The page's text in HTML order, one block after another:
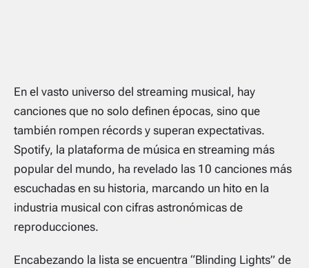
En el vasto universo del streaming musical, hay
canciones que no solo definen épocas, sino que
también rompen récords y superan expectativas.
Spotify, la plataforma de música en streaming más
popular del mundo, ha revelado las 10 canciones más
escuchadas en su historia, marcando un hito en la
industria musical con cifras astronómicas de
reproducciones.
Encabezando la lista se encuentra “Blinding Lights” de